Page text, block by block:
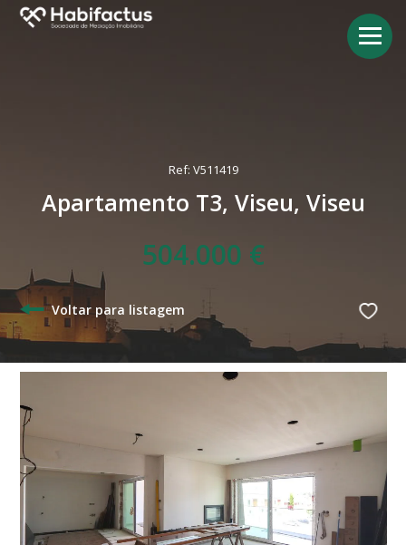
Ref: V511419
Apartamento T3, Viseu, Viseu
504.000 €
Voltar para listagem